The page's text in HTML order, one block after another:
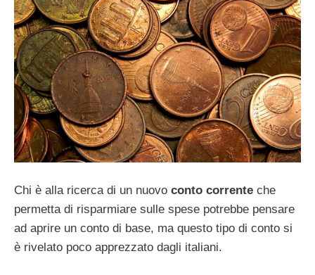
Chi è alla ricerca di un nuovo conto corrente che
permetta di risparmiare sulle spese potrebbe pensare
ad aprire un conto di base, ma questo tipo di conto si
è rivelato poco apprezzato dagli italiani.